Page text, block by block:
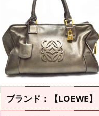
ブランド：【LOEWE